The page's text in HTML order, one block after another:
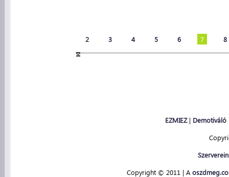
2 3 4 5 6 7 8
EZMIEZ| Demotiváló
Copyright © 2011 | A